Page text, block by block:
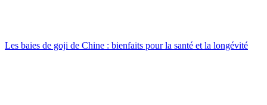
Les baies de goji de Chine : bienfaits pour la santé et la longévité